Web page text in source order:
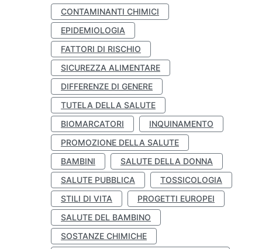
CONTAMINANTI CHIMICI
EPIDEMIOLOGIA
FATTORI DI RISCHIO
SICUREZZA ALIMENTARE
DIFFERENZE DI GENERE
TUTELA DELLA SALUTE
BIOMARCATORI
INQUINAMENTO
PROMOZIONE DELLA SALUTE
BAMBINI
SALUTE DELLA DONNA
SALUTE PUBBLICA
TOSSICOLOGIA
STILI DI VITA
PROGETTI EUROPEI
SALUTE DEL BAMBINO
SOSTANZE CHIMICHE